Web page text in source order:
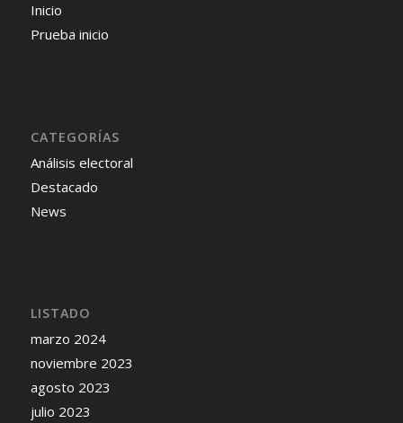
Inicio
Prueba inicio
CATEGORÍAS
Análisis electoral
Destacado
News
LISTADO
marzo 2024
noviembre 2023
agosto 2023
julio 2023